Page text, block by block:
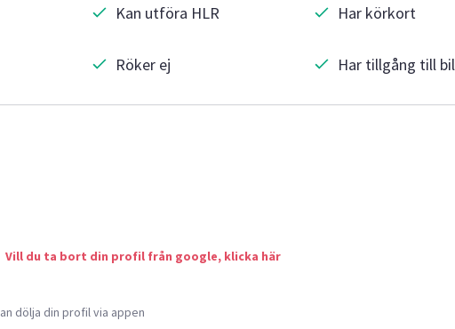
Kan utföra HLR
Röker ej
Har körkort
Har tillgång till bil
Vill du ta bort din profil från google, klicka här
dölja din profil via appen